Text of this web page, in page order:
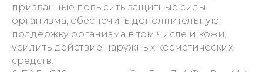
призванные повысить защитные силы
организма, обеспечить дополнительную
поддержку организма в том числе и кожи,
усилить действие наружных косметических
средств.